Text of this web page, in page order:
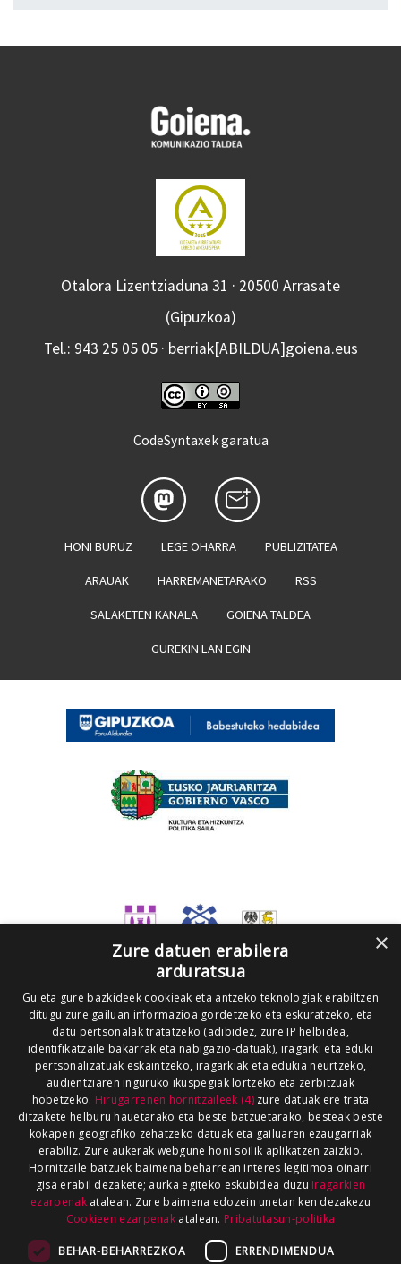
Otalora Lizentziaduna 31 · 20500 Arrasate
(Gipuzkoa)
Tel.: 943 25 05 05 · berriak[ABILDUA]goiena.eus
CodeSyntaxek garatua
HONI BURUZ LEGE OHARRA PUBLIZITATEA
ARAUAK HARREMANETARAKO RSS
SALAKETEN KANALA GOIENA TALDEA
GUREKIN LAN EGIN
×
Zure datuen erabilera
arduratsua
Gu eta gure bazkideek cookieak eta antzeko teknologiak erabiltzen
ditugu zure gailuan informazioa gordetzeko eta eskuratzeko, eta
datu pertsonalak tratatzeko (adibidez, zure IP helbidea,
identifikatzaile bakarrak eta nabigazio-datuak), iragarki eta eduki
pertsonalizatuak eskaintzeko, iragarkiak eta edukia neurtzeko,
audientziaren inguruko ikuspegiak lortzeko eta zerbitzuak
hobetzeko. Hirugarrenen hornitzaileek (4)zure datuak ere trata
ditzakete helburu hauetarako eta beste batzuetarako, besteak beste
kokapen geografiko zehatzeko datuak eta gailuaren ezaugarriak
erabiliz. Zure aukerak webgune honi soilik aplikatzen zaizkio.
Hornitzaile batzuek baimena beharrean interes legitimoa oinarri
gisa erabil dezakete; aurka egiteko eskubidea duzu Iragarkien
ezarpenakatalean. Zure baimena edozein unetan ken dezakezu
Cookieen ezarpenak atalean. Pribatutasun-politika
BEHAR-BEHARREZKOA ERRENDIMENDUA